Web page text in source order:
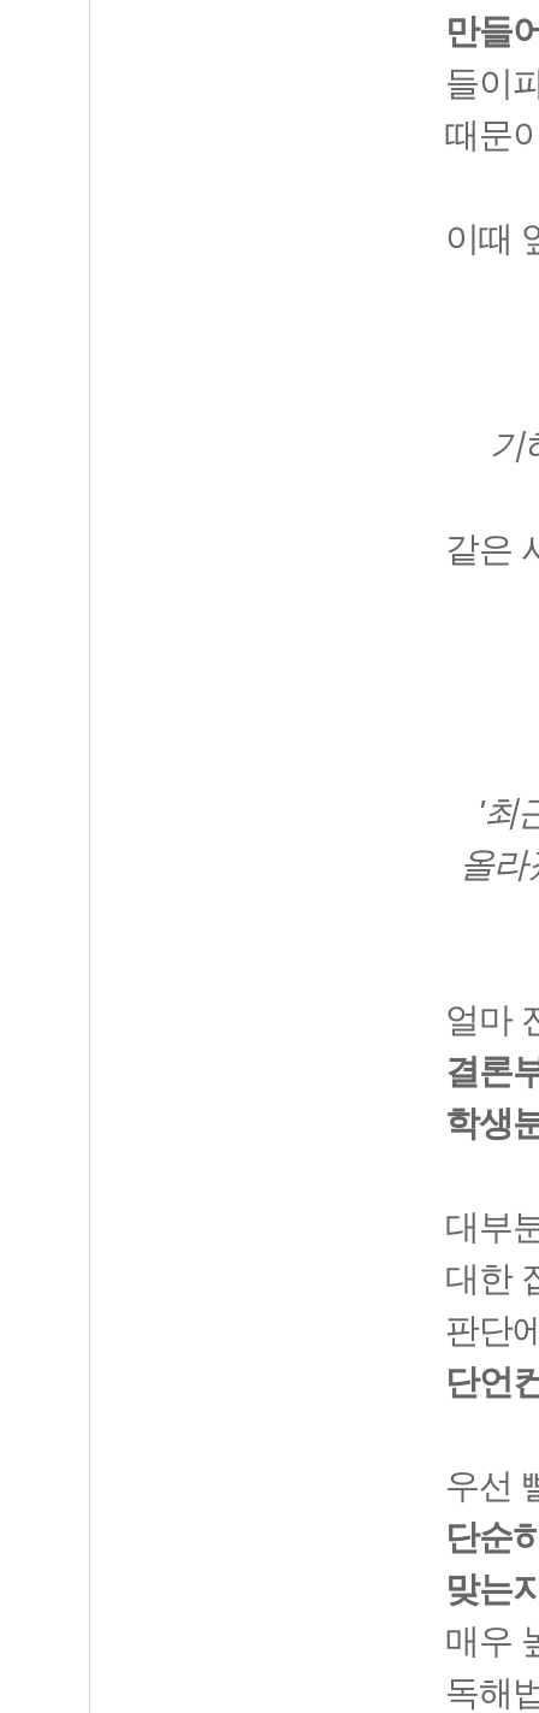
만들
들이
때문
이때
기
같은
'최
올
얼마
결론
학생
대부
대한
판단
단언
우선
단순
맞는
매우
독해